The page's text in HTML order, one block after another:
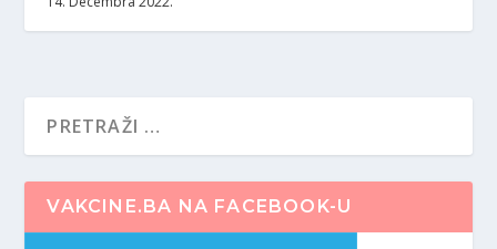
VAKCINE.BA NA FACEBOOK-U